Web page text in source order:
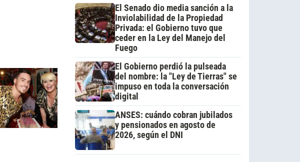
El Senado dio media sanción a la
Inviolabilidad de la Propiedad
Privada: el Gobierno tuvo que
ceder en la Ley del Manejo del
Fuego
El Gobierno perdió la pulseada
del nombre: la "Ley de Tierras" se
impuso en toda la conversación
digital
ANSES: cuándo cobran jubilados
y pensionados en agosto de
2026, según el DNI